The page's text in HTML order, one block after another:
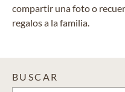
compartir una foto o
regalos a la familia.
BUSCAR